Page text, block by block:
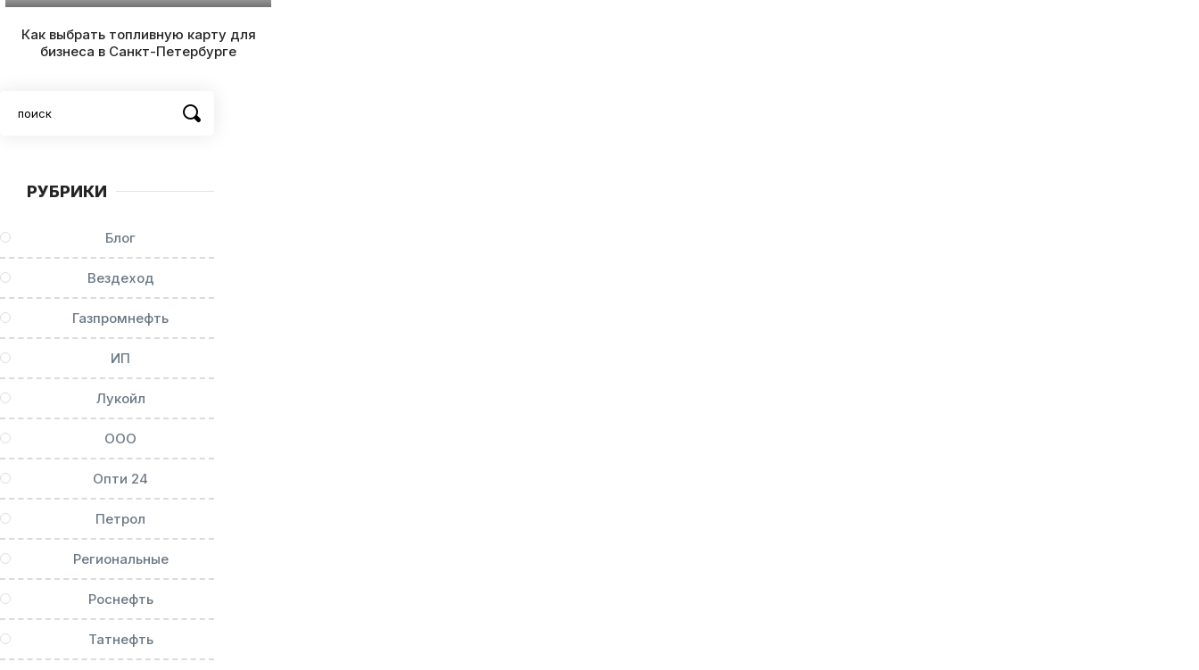
Как выбрать топливную карту для
бизнеса в Санкт-Петербурге
РУБРИКИ
Блог
Вездеход
Газпромнефть
ИП
Лукойл
ООО
Опти 24
Петрол
Региональные
Роснефть
Татнефть